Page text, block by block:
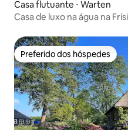
Casa flutuante ⋅ Warten
Casa de luxo na água na
Preferido dos hóspedes
Preferido dos hóspedes